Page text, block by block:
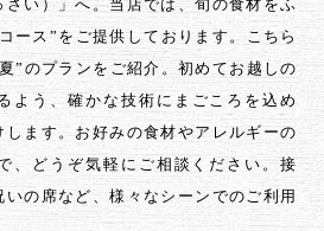
さい）」へ。当店では、旬の食材をふ
ース”をご提供しております。 こちら
”のプランをご紹介。初めてお越しの
よう、確かな技術にまごころを込め
ます。 お好みの食材やアレルギーの
、どうぞ気軽にご相談ください。接
いの席など、様々なシーンでのご利用